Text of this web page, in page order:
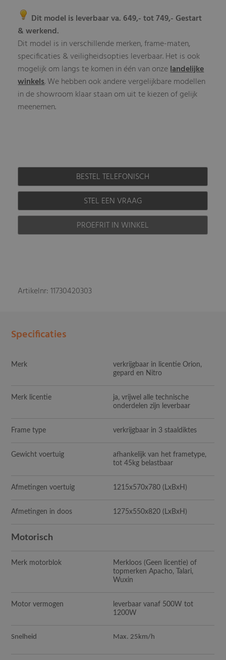
Dit model is leverbaar va. 649,- tot 749,- Gestart
& werkend.
Dit model is in verschillende merken, frame-maten,
specificaties & veiligheidsopties leverbaar. Het is ook
mogelijk om langs te komen in één van onzelandelijke
winkels. We hebben ook andere vergelijkbare modellen
in de showroom klaar staan om uit te kiezen of gelijk
meenemen.
BESTEL TELEFONISCH
STEL EEN VRAAG
PROEFRIT IN WINKEL
Artikelnr: 11730420303
Specificaties
Merk
verkrijgbaar in licentie Orion,
gepard en Nitro
Merk licentie
ja, vrijwel alle technische
onderdelen zijn leverbaar
Frame type verkrijgbaar in 3 staaldiktes
Gewicht voertuig
afhankelijk van het frametype,
tot 45kg belastbaar
Afmetingen voertuig 1215x570x780 (LxBxH)
Afmetingen in doos 1275x550x820 (LxBxH)
Motorisch
Merk motorblok
Merkloos (Geen licentie) of
topmerken Apacho, Talari,
Wuxin
Motor vermogen
leverbaar vanaf 500W tot
1200W
Snelheid Max. 25km/h